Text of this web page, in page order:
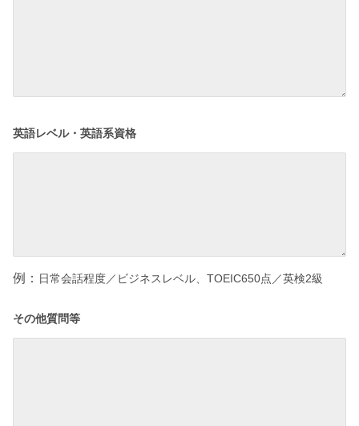
英語レベル・英語系資格
例： 日常会話程度／ビジネスレベル、 TOEIC650点／英検2級
その他質問等